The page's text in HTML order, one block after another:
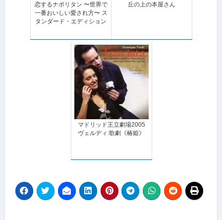
恋するナポリタン 〜世界で
一番おいしい愛され方〜 ス
タンダード・エディション
丘の上の本屋さん
マドリッド王立劇場2005
ヴェルディ:歌劇《椿姫》